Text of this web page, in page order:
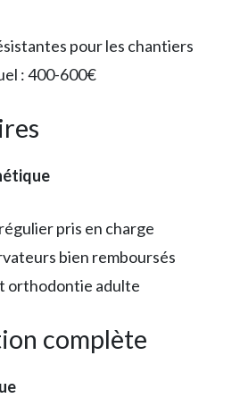
pour les chantiers
: 400-600€
pris en charge
bien remboursés
orthodontie adulte
complète